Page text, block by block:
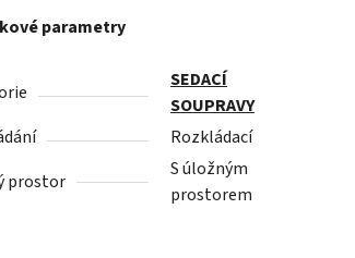
parametry
SEDACÍ
SOUPRAVY
Rozkládací
prostor
S úložným
prostorem